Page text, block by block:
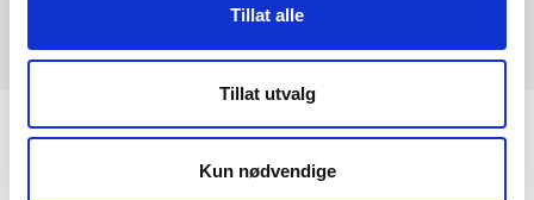
Tillat alle
Tillat utvalg
Kun nødvendige